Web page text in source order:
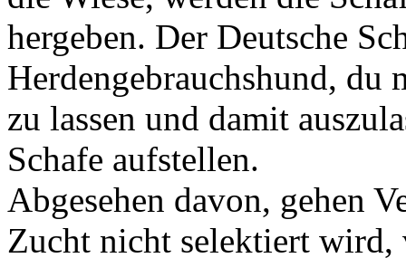
hergeben. Der Deutsche
Herdengebrauchshund, du
zu lassen und damit
Schafe aufstellen.
Abgesehen davon, gehen
Zucht nicht selektiert wird,